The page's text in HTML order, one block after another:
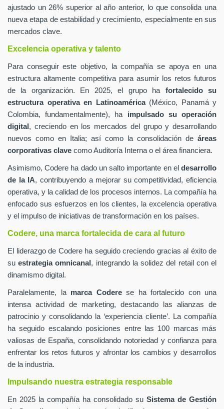
ajustado un 26% superior al año anterior, lo que consolida una
nueva etapa de estabilidad y crecimiento, especialmente en sus
mercados clave.
Excelencia operativa y talento
Para conseguir este objetivo, la compañía se apoya en una
estructura altamente competitiva para asumir los retos futuros
de la organización. En 2025, el grupo ha fortalecido su
estructura operativa en Latinoamérica(México, Panamá y
Colombia, fundamentalmente), ha impulsado su operación
digital , creciendo en los mercados del grupo y desarrollando
nuevos como en Italia; así como la consolidación de áreas
corporativas clave como Auditoría Interna o el área financiera.
Asimismo, Codere ha dado un salto importante en el desarrollo
de la IA, contribuyendo a mejorar su competitividad, eficiencia
operativa, y la calidad de los procesos internos. La compañía ha
enfocado sus esfuerzos en los clientes, la excelencia operativa
y el impulso de iniciativas de transformación en los países.
Codere, una marca fortalecida de cara al futuro
El liderazgo de Codere ha seguido creciendo gracias al éxito de
suestrategia omnicanal , integrando la solidez del retail con el
dinamismo digital.
Paralelamente, la marca Coderese ha fortalecido con una
intensa actividad de marketing, destacando las alianzas de
patrocinio y consolidando la ‘experiencia cliente’. La compañía
ha seguido escalando posiciones entre las 100 marcas más
valiosas de España, consolidando notoriedad y confianza para
enfrentar los retos futuros y afrontar los cambios y desarrollos
de la industria.
Impulsando nuestra estrategia responsable
En 2025 la compañía ha consolidado su Sistema de Gestión